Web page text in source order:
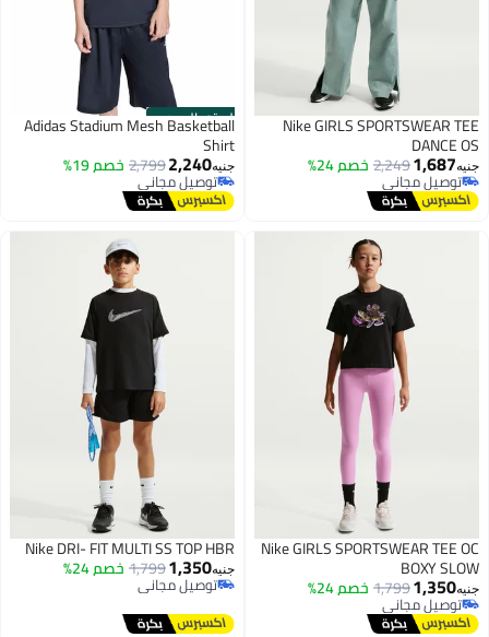
Nike GIRLS SPORTSWEAR TEE
DANCE OS
جنيه1,687
2,249خصم 24%
توصيل مجاني
توصيل مجاني
الستور الرسمي
Adidas Stadium Mesh Basketball
Shirt
جنيه2,240
2,799خصم 19%
توصيل مجاني
توصيل مجاني
Nike GIRLS SPORTSWEAR TEE OC
BOXY SLOW
جنيه1,350
1,799خصم 24%
توصيل مجاني
توصيل مجاني
Nike DRI- FIT MULTI SS TOP HBR
جنيه1,350
1,799خصم 24%
توصيل مجاني
توصيل مجاني